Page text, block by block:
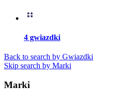
4 gwiazdki
Back to search by Gwiazdki
Skip search by Marki
Marki